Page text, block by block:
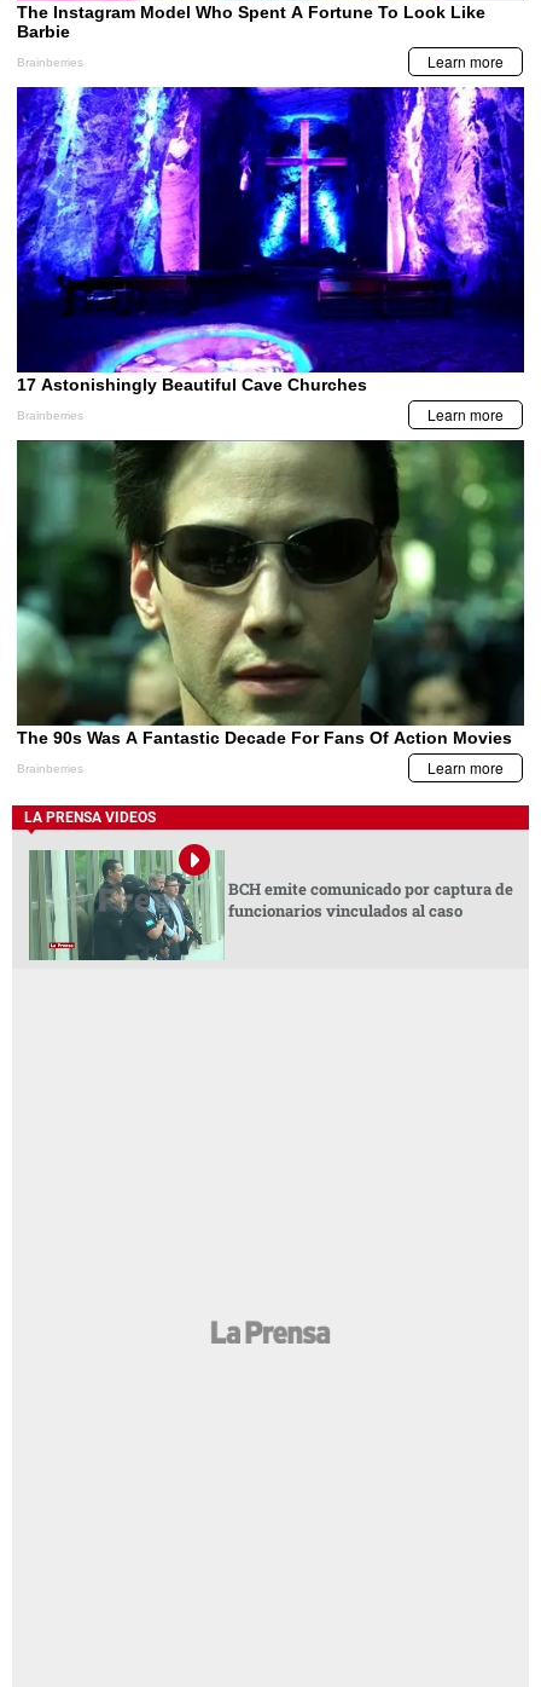
LA PRENSA VIDEOS
BCH emite comunicado por captura de
funcionarios vinculados al caso